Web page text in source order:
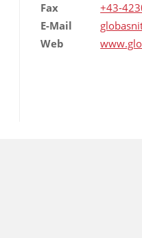
Fax
+43-
E-Mail
Web